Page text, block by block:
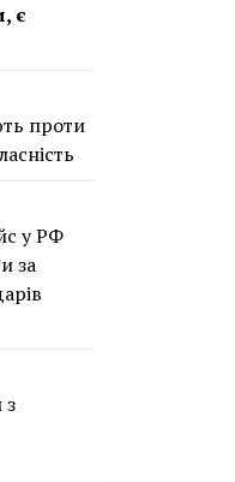
є
проти
у РФ
за
з